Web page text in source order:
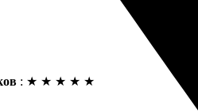
: ★ ★ ★ ★ ★